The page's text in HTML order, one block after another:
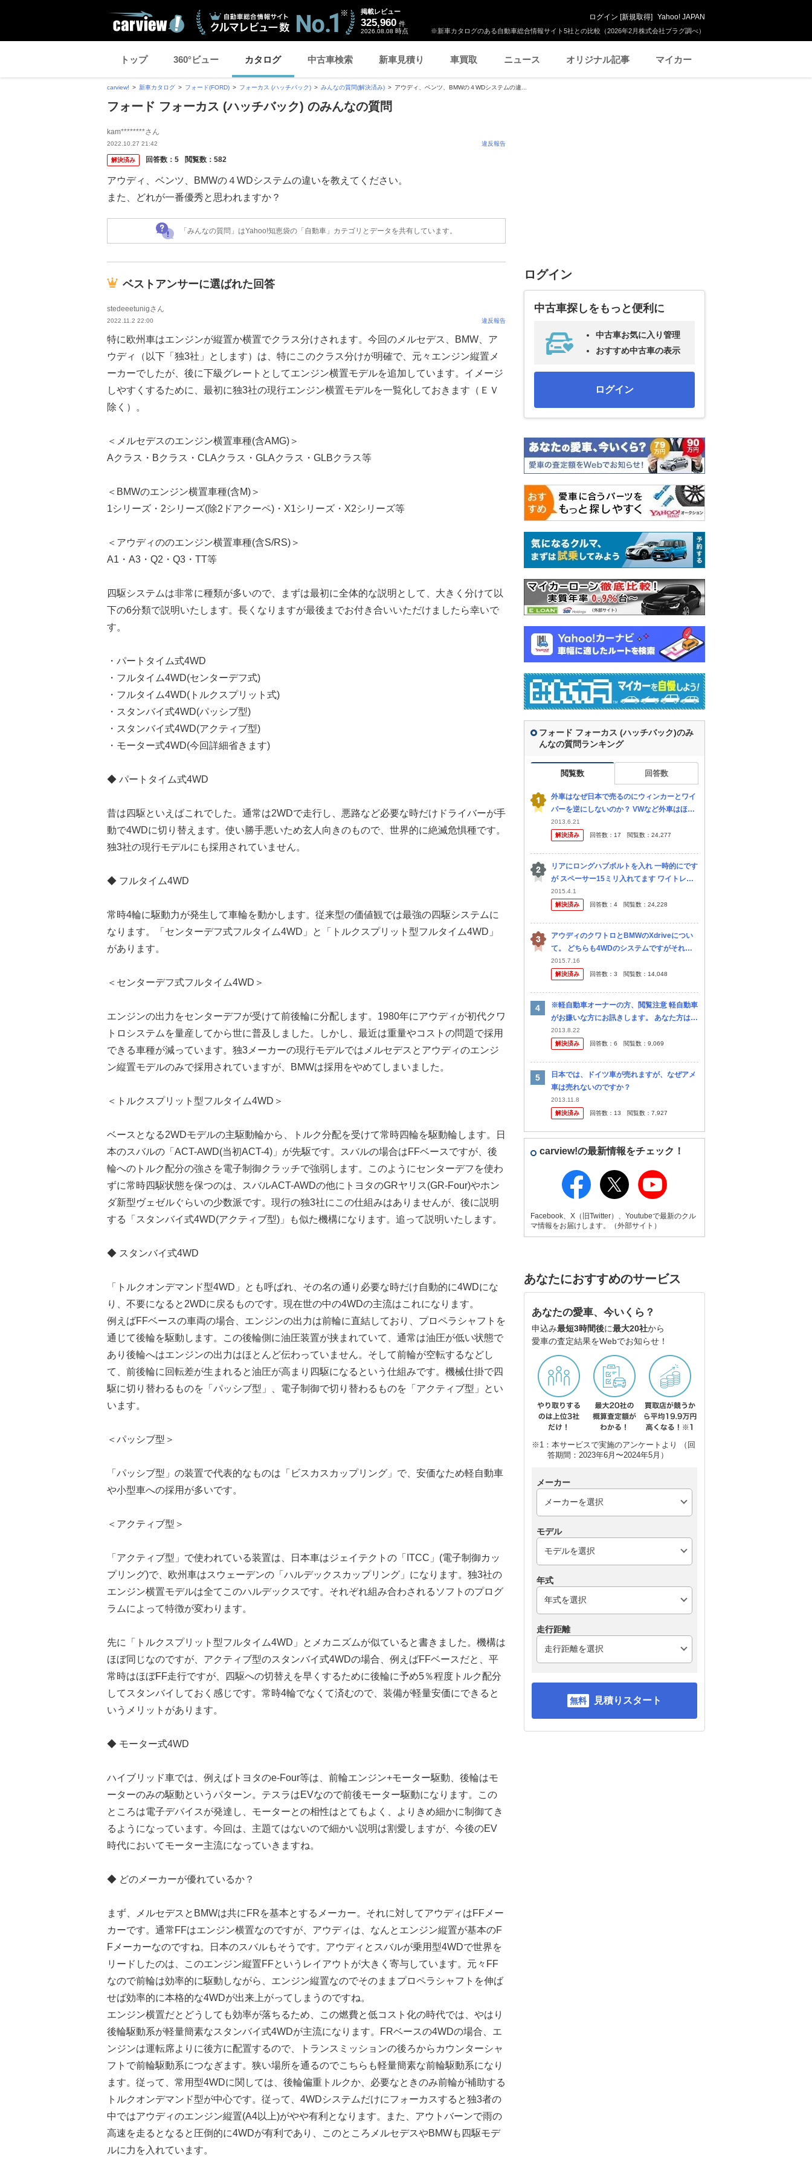
※新車カタログのある自動車総合情報サイト5社との比較（2026年2月株式会社プラグ調べ）
掲載レビュー
325,960 件
2026.08.08 時点
ログイン [新規取得] Yahoo! JAPAN
トップ 360°ビュー カタログ 中古車検索 新車見積り 車買取 ニュース オリジナル記事 マイカー
carview! 新車カタログ フォード(FORD) フォーカス (ハッチバック) みんなの質問(解決済み) アウディ、ベンツ、BMWの４WDシステムの違...
フォード フォーカス (ハッチバック) のみんなの質問
kam********さん
2022.10.27 21:42 違反報告
解決済み 回答数： 5 閲覧数： 582
アウディ、ベンツ、BMWの４WDシステムの違いを教えてください。
また、どれが一番優秀と思われますか？
「みんなの質問」はYahoo!知恵袋の「自動車」カテゴリとデータを共有しています。
ベストアンサーに選ばれた回答
stedeeetunigさん
2022.11.2 22:00 違反報告
特に欧州車はエンジンが縦置か横置でクラス分けされます。今回のメルセデス、BMW、ア
ウディ（以下「独3社」とします）は、特にこのクラス分けが明確で、元々エンジン縦置メ
ーカーでしたが、後に下級グレートとしてエンジン横置モデルを追加しています。イメージ
しやすくするために、最初に独3社の現行エンジン横置モデルを一覧化しておきます（ＥＶ
除く）。
＜メルセデスのエンジン横置車種(含AMG)＞
Aクラス・Bクラス・CLAクラス・GLAクラス・GLBクラス等
＜BMWのエンジン横置車種(含M)＞
1シリーズ・2シリーズ(除2ドアクーペ)・X1シリーズ・X2シリーズ等
＜アウディののエンジン横置車種(含S/RS)＞
A1・A3・Q2・Q3・TT等
四駆システムは非常に種類が多いので、まずは最初に全体的な説明として、大きく分けて以
下の6分類で説明いたします。長くなりますが最後までお付き合いいただけましたら幸いで
す。
・パートタイム式4WD
・フルタイム4WD(センターデフ式)
・フルタイム4WD(トルクスプリット式)
・スタンバイ式4WD(パッシブ型)
・スタンバイ式4WD(アクティブ型)
・モーター式4WD(今回詳細省きます)
◆ パートタイム式4WD
昔は四駆といえばこれでした。通常は2WDで走行し、悪路など必要な時だけドライバーが手
動で4WDに切り替えます。使い勝手悪いため玄人向きのもので、世界的に絶滅危惧種です。
独3社の現行モデルにも採用されていません。
◆ フルタイム4WD
常時4輪に駆動力が発生して車輪を動かします。従来型の価値観では最強の四駆システムに
なります。「センターデフ式フルタイム4WD」と「トルクスプリット型フルタイム4WD」
があります。
＜センターデフ式フルタイム4WD＞
エンジンの出力をセンターデフが受けて前後輪に分配します。1980年にアウディが初代クワ
トロシステムを量産してから世に普及しました。しかし、最近は重量やコストの問題で採用
できる車種が減っています。独3メーカーの現行モデルではメルセデスとアウディのエンジ
ン縦置モデルのみで採用されていますが、BMWは採用をやめてしまいました。
＜トルクスプリット型フルタイム4WD＞
ベースとなる2WDモデルの主駆動輪から、トルク分配を受けて常時四輪を駆動輪します。日
本のスバルの「ACT-AWD(当初ACT-4)」が先駆です。スバルの場合はFFベースですが、後
輪へのトルク配分の強さを電子制御クラッチで強弱します。このようにセンターデフを使わ
ずに常時四駆状態を保つのは、スバルACT-AWDの他にトヨタのGRヤリス(GR-Four)やホン
ダ新型ヴェゼルぐらいの少数派です。現行の独3社にこの仕組みはありませんが、後に説明
する「スタンバイ式4WD(アクティブ型)」も似た機構になります。追って説明いたします。
◆ スタンバイ式4WD
「トルクオンデマンド型4WD」とも呼ばれ、その名の通り必要な時だけ自動的に4WDにな
り、不要になると2WDに戻るものです。現在世の中の4WDの主流はこれになります。
例えばFFベースの車両の場合、エンジンの出力は前輪に直結しており、プロペラシャフトを
通じて後輪を駆動します。この後輪側に油圧装置が挟まれていて、通常は油圧が低い状態で
あり後輪へはエンジンの出力はほとんど伝わっていません。そして前輪が空転するなどし
て、前後輪に回転差が生まれると油圧が高まり四駆になるという仕組みです。機械仕掛で四
駆に切り替わるものを「パッシブ型」、電子制御で切り替わるものを「アクティブ型」とい
います。
＜パッシブ型＞
「パッシブ型」の装置で代表的なものは「ビスカスカップリング」で、安価なため軽自動車
や小型車への採用が多いです。
＜アクティブ型＞
「アクティブ型」で使われている装置は、日本車はジェイテクトの「ITCC」(電子制御カッ
プリング)で、欧州車はスウェーデンの「ハルデックスカップリング」になります。独3社の
エンジン横置モデルは全てこのハルデックスです。それぞれ組み合わされるソフトのプログ
ラムによって特徴が変わります。
先に「トルクスプリット型フルタイム4WD」とメカニズムが似ていると書きました。機構は
ほぼ同じなのですが、アクティブ型のスタンバイ式4WDの場合、例えばFFベースだと、平
常時はほぼFF走行ですが、四駆への切替えを早くするために後輪に予め5％程度トルク配分
してスタンバイしておく感じです。常時4輪でなくて済むので、装備が軽量安価にできると
いうメリットがあります。
◆ モーター式4WD
ハイブリッド車では、例えばトヨタのe-Four等は、前輪エンジン+モーター駆動、後輪はモ
ーターのみの駆動というパターン。テスラはEVなので前後モーター駆動になります。この
ところは電子デバイスが発達し、モーターとの相性はとてもよく、よりきめ細かに制御てき
るようになっています。今回は、主題てはないので細かい説明は割愛しますが、今後のEV
時代においてモーター主流になっていきますね。
◆ どのメーカーが優れているか？
まず、メルセデスとBMWは共にFRを基本とするメーカー。それに対してアウディはFFメー
カーです。通常FFはエンジン横置なのですが、アウディは、なんとエンジン縦置が基本のF
Fメーカーなのですね。日本のスバルもそうです。アウディとスバルが乗用型4WDで世界を
リードしたのは、このエンジン縦置FFというレイアウトが大きく寄与しています。元々FF
なので前輪は効率的に駆動しながら、エンジン縦置なのでそのままプロペラシャフトを伸ば
せば効率的に本格的な4WDが出来上がってしまうのですね。
エンジン横置だとどうしても効率が落ちるため、この燃費と低コスト化の時代では、やはり
後輪駆動系が軽量簡素なスタンバイ式4WDが主流になります。FRベースの4WDの場合、エ
ンジンは運転席よりに後方に配置するので、トランスミッションの後ろからカウンターシャ
フトで前輪駆動系につなぎます。狭い場所を通るのでこちらも軽量簡素な前輪駆動系になり
ます。従って、常用型4WDに関しては、後輪偏重トルクか、必要なときのみ前輪が補助する
トルクオンデマンド型が中心です。従って、4WDシステムだけにフォーカスすると独3者の
中ではアウディのエンジン縦置(A4以上)がやや有利となります。また、アウトバーンで雨の
高速を走るとなると圧倒的に4WDが有利であり、このところメルセデスやBMWも四駆モデ
ルに力を入れています。
ログイン
中古車探しをもっと便利に
中古車お気に入り管理
おすすめ中古車の表示
ログイン
フォード フォーカス (ハッチバック)のみ
んなの質問ランキング
閲覧数 回答数
外車はなぜ日本で売るのにウィンカーとワイ
パーを逆にしないのか？ VWなど外車はほぼ
すべてウィンカーとワイパーが逆です。 初め
て独車に乗ったときウィンカーとワイパーを
2013.6.21
解決済み
回答数： 17 閲覧数： 24,277
リアにロングハブボルトを入れ 一時的にです
が スペーサー15ミリ入れてます ワイトレじ
ゃなく 普通のスペーサーを重ねてです ハブ
リングつけるなら ワイトレしか無理でしょう
2015.4.1
解決済み
回答数： 4 閲覧数： 24,228
アウディのクワトロとBMWのXdriveについ
て。 どちらも4WDのシステムですがそれぞ
れの特徴、勝っているポイント等を教えてく
ださい。
2015.7.16
解決済み
回答数： 3 閲覧数： 14,048
※軽自動車オーナーの方、閲覧注意 軽自動車
がお嫌いな方にお訊きします。 あなた方は軽
自動車の何処がお嫌いなのでしょうか？ それ
とも、軽自動車に乗る人間がお嫌いなのでし
2013.8.22
解決済み
回答数： 6 閲覧数： 9,069
日本では、ドイツ車が売れますが、なぜアメ
車は売れないのですか？
2013.11.8
解決済み
回答数： 13 閲覧数： 7,927
carview!の最新情報をチェック！
Facebook、X（旧Twitter）、Youtubeで最新のクル
マ情報をお届けします。（外部サイト）
あなたにおすすめのサービス
あなたの愛車、今いくら？
申込み最短3時間後に最大20社から
愛車の査定結果をWebでお知らせ！
※1：本サービスで実施のアンケートより （回
答期間：2023年6月〜2024年5月）
メーカー
モデル
年式
走行距離
見積りスタート